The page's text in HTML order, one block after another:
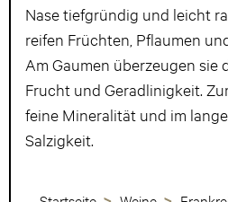
Nase tiefgründig und leicht
reifen Früchten, Pflaumen
Am Gaumen überzeugen sie
Frucht und Geradlinigkeit.
feine Mineralität und im
Salzigkeit.